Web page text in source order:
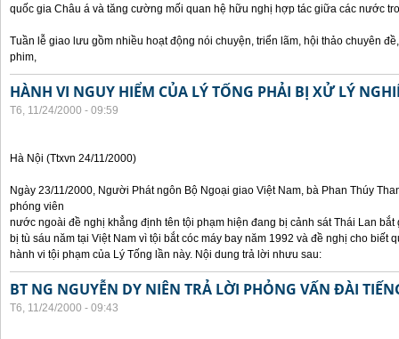
quốc gia Châu á và tăng cường mối quan hệ hữu nghị hợp tác giữa các nước
Tuần lễ giao lưu gồm nhiều hoạt động nói chuyện, triển lãm, hội thảo chuyên
phim,
HÀNH VI NGUY HIỂM CỦA LÝ TỐNG PHẢI BỊ XỬ LÝ
T6, 11/24/2000 - 09:59
Hà Nội (Ttxvn 24/11/2000)
Ngày 23/11/2000, Người Phát ngôn Bộ Ngoại giao Việt Nam, bà Phan Thúy
phóng viên
nước ngoài đề nghị khẳng định tên tội phạm hiện đang bị cảnh sát Thái Lan
bị tù sáu năm tại Việt Nam vì tội bắt cóc máy bay năm 1992 và đề nghị cho biết
hành vi tội phạm của Lý Tống lần này. Nội dung trả lời nhưu sau:
BT NG NGUYỄN DY NIÊN TRẢ LỜI PHỎNG VẤN ĐÀI
T6, 11/24/2000 - 09:43